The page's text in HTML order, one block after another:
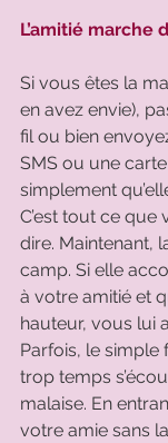
L’amitié marche
Si vous êtes la
en avez envie),
fil ou bien
SMS ou une
simplement
C’est tout ce que
dire. Maintenant,
camp. Si elle
à votre amitié et
hauteur, vous lui
Parfois, le simple
trop temps
malaise. En
votre amie sans